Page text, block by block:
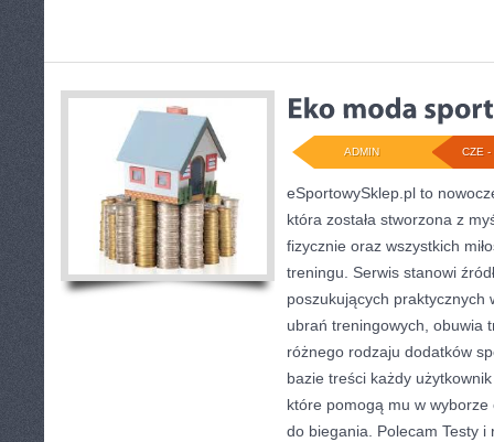
CZE -
ADMIN
eSportowySklep.pl to
która została stworzona z
fizycznie oraz wszystkich
treningu. Serwis stanowi
poszukujących praktycznych
ubrań treningowych, obuwia
różnego rodzaju dodatków
bazie treści każdy
które pomogą mu w
do biegania. Polecam Testy i